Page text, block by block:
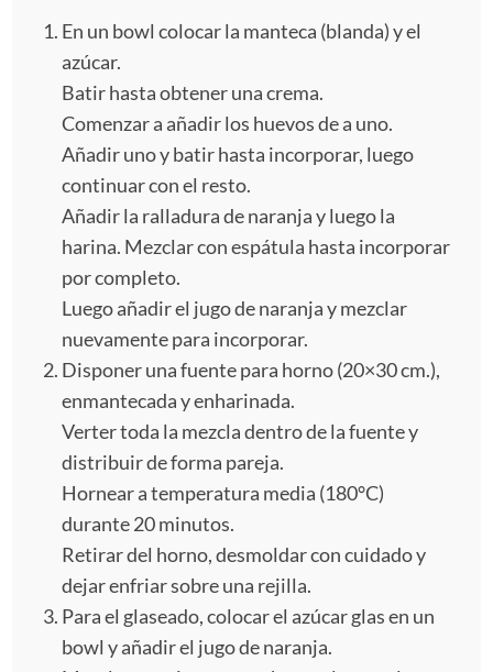
En un bowl colocar la manteca (blanda) y el
azúcar.
Batir hasta obtener una crema.
Comenzar a añadir los huevos de a uno.
Añadir uno y batir hasta incorporar, luego
continuar con el resto.
Añadir la ralladura de naranja y luego la
harina. Mezclar con espátula hasta incorporar
por completo.
Luego añadir el jugo de naranja y mezclar
nuevamente para incorporar.
Disponer una fuente para horno (20×30 cm.),
enmantecada y enharinada.
Verter toda la mezcla dentro de la fuente y
distribuir de forma pareja.
Hornear a temperatura media (180°C)
durante 20 minutos.
Retirar del horno, desmoldar con cuidado y
dejar enfriar sobre una rejilla.
Para el glaseado, colocar el azúcar glas en un
bowl y añadir el jugo de naranja.